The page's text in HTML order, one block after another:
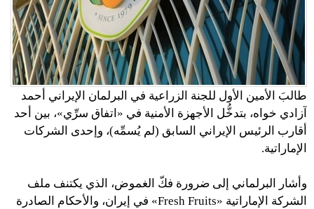
طالبَ الأمين الأول للجنة الزراعية في البرلمان الإيراني أحمد
آزادي خواه، بتدخُّل الأجهزة الأمنية في «اتفاق سرِّي»، بين أحد
أقارب الرئيس الإيراني السابق (لم يُسمِّه)، وإحدى الشركات
الإماراتية.
وأشار البرلماني إلى ضرورة فكّ الغموض، الذي يكتنف ملف
الشركة الإماراتية «Fresh Fruits» في إيران، والأحكام الصادرة